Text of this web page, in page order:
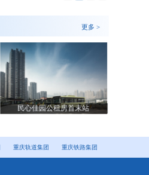
更多 >
民心佳园公租房首末站
重庆轨道集团 重庆铁路集团